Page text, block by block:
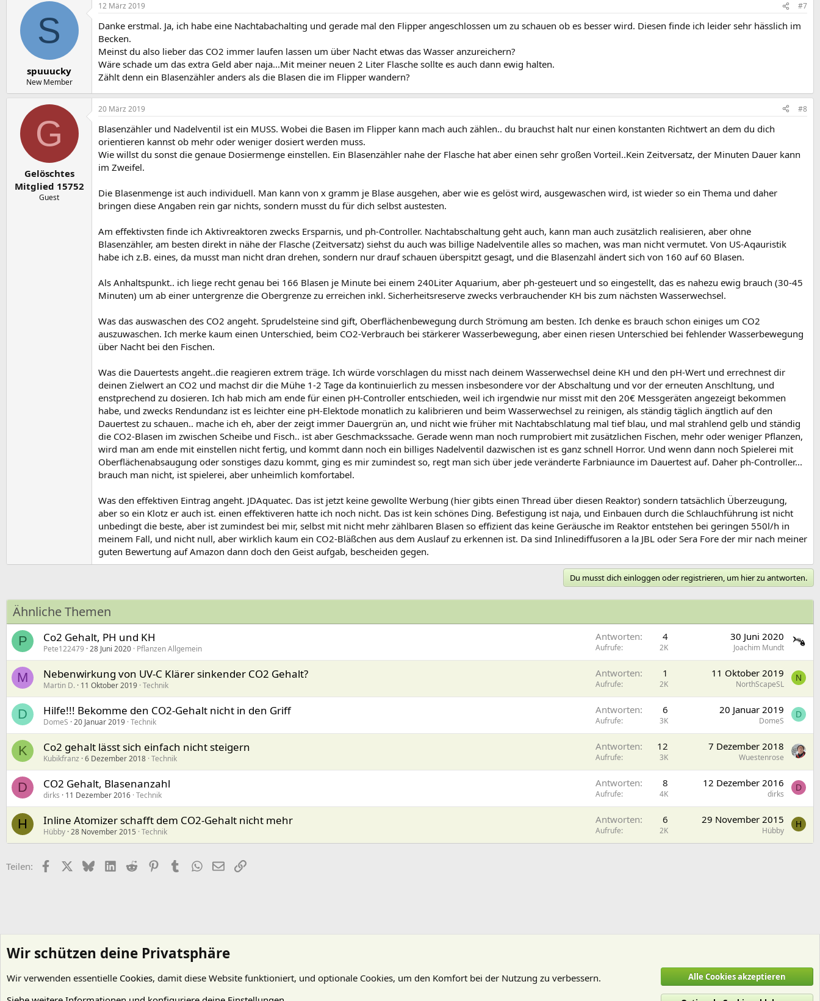
S
spuuucky
New Member
12 März 2019 #7
Danke erstmal. Ja, ich habe eine Nachtabachalting und gerade mal den Flipper angeschlossen um zu schauen ob es besser wird. Diesen finde ich leider sehr hässlich im
Becken.
Meinst du also lieber das CO2 immer laufen lassen um über Nacht etwas das Wasser anzureichern?
Wäre schade um das extra Geld aber naja...Mit meiner neuen 2 Liter Flasche sollte es auch dann ewig halten.
Zählt denn ein Blasenzähler anders als die Blasen die im Flipper wandern?
G
Gelöschtes
Mitglied 15752
Guest
20 März 2019 #8
Blasenzähler und Nadelventil ist ein MUSS. Wobei die Basen im Flipper kann mach auch zählen.. du brauchst halt nur einen konstanten Richtwert an dem du dich
orientieren kannst ob mehr oder weniger dosiert werden muss.
Wie willst du sonst die genaue Dosiermenge einstellen. Ein Blasenzähler nahe der Flasche hat aber einen sehr großen Vorteil..Kein Zeitversatz, der Minuten Dauer kann
im Zweifel.
Die Blasenmenge ist auch individuell. Man kann von x gramm je Blase ausgehen, aber wie es gelöst wird, ausgewaschen wird, ist wieder so ein Thema und daher
bringen diese Angaben rein gar nichts, sondern musst du für dich selbst austesten.
Am effektivsten finde ich Aktivreaktoren zwecks Ersparnis, und ph-Controller. Nachtabschaltung geht auch, kann man auch zusätzlich realisieren, aber ohne
Blasenzähler, am besten direkt in nähe der Flasche (Zeitversatz) siehst du auch was billige Nadelventile alles so machen, was man nicht vermutet. Von US-Aqauristik
habe ich z.B. eines, da musst man nicht dran drehen, sondern nur drauf schauen überspitzt gesagt, und die Blasenzahl ändert sich von 160 auf 60 Blasen.
Als Anhaltspunkt.. ich liege recht genau bei 166 Blasen je Minute bei einem 240Liter Aquarium, aber ph-gesteuert und so eingestellt, das es nahezu ewig brauch (30-45
Minuten) um ab einer untergrenze die Obergrenze zu erreichen inkl. Sicherheitsreserve zwecks verbrauchender KH bis zum nächsten Wasserwechsel.
Was das auswaschen des CO2 angeht. Sprudelsteine sind gift, Oberflächenbewegung durch Strömung am besten. Ich denke es brauch schon einiges um CO2
auszuwaschen. Ich merke kaum einen Unterschied, beim CO2-Verbrauch bei stärkerer Wasserbewegung, aber einen riesen Unterschied bei fehlender Wasserbewegung
über Nacht bei den Fischen.
Was die Dauertests angeht..die reagieren extrem träge. Ich würde vorschlagen du misst nach deinem Wasserwechsel deine KH und den pH-Wert und errechnest dir
deinen Zielwert an CO2 und machst dir die Mühe 1-2 Tage da kontinuierlich zu messen insbesondere vor der Abschaltung und vor der erneuten Anschltung, und
enstprechend zu dosieren. Ich hab mich am ende für einen pH-Controller entschieden, weil ich irgendwie nur misst mit den 20€ Messgeräten angezeigt bekommen
habe, und zwecks Rendundanz ist es leichter eine pH-Elektode monatlich zu kalibrieren und beim Wasserwechsel zu reinigen, als ständig täglich ängtlich auf den
Dauertest zu schauen.. mache ich eh, aber der zeigt immer Dauergrün an, und nicht wie früher mit Nachtabschlatung mal tief blau, und mal strahlend gelb und ständig
die CO2-Blasen im zwischen Scheibe und Fisch.. ist aber Geschmackssache. Gerade wenn man noch rumprobiert mit zusätzlichen Fischen, mehr oder weniger Pflanzen,
wird man am ende mit einstellen nicht fertig, und kommt dann noch ein billiges Nadelventil dazwischen ist es ganz schnell Horror. Und wenn dann noch Spielerei mit
Oberflächenabsaugung oder sonstiges dazu kommt, ging es mir zumindest so, regt man sich über jede veränderte Farbniaunce im Dauertest auf. Daher ph-Controller...
brauch man nicht, ist spielerei, aber unheimlich komfortabel.
Was den effektiven Eintrag angeht. JDAquatec. Das ist jetzt keine gewollte Werbung (hier gibts einen Thread über diesen Reaktor) sondern tatsächlich Überzeugung,
aber so ein Klotz er auch ist. einen effektiveren hatte ich noch nicht. Das ist kein schönes Ding. Befestigung ist naja, und Einbauen durch die Schlauchführung ist nicht
unbedingt die beste, aber ist zumindest bei mir, selbst mit nicht mehr zählbaren Blasen so effizient das keine Geräusche im Reaktor entstehen bei geringen 550l/h in
meinem Fall, und nicht null, aber wirklich kaum ein CO2-Bläßchen aus dem Auslauf zu erkennen ist. Da sind Inlinediffusoren a la JBL oder Sera Fore der mir nach meiner
guten Bewertung auf Amazon dann doch den Geist aufgab, bescheiden gegen.
Du musst dich einloggen oder registrieren, um hier zu antworten.
Ähnliche Themen
P Co2 Gehalt, PH und KH
Pete122479 28 Juni 2020 Pflanzen Allgemein
Antworten 4
Aufrufe 2K
30 Juni 2020
Joachim Mundt
M Nebenwirkung von UV-C Klärer sinkender CO2 Gehalt?
Martin D. 11 Oktober 2019 Technik
Antworten 1
Aufrufe 2K
11 Oktober 2019
NorthScapeSL
N
D Hilfe!!! Bekomme den CO2-Gehalt nicht in den Griff
DomeS 20 Januar 2019 Technik
Antworten 6
Aufrufe 3K
20 Januar 2019
DomeS
D
K Co2 gehalt lässt sich einfach nicht steigern
Kubikfranz 6 Dezember 2018 Technik
Antworten 12
Aufrufe 3K
7 Dezember 2018
Wuestenrose
D CO2 Gehalt, Blasenanzahl
dirks 11 Dezember 2016 Technik
Antworten 8
Aufrufe 4K
12 Dezember 2016
dirks
D
H Inline Atomizer schafft dem CO2-Gehalt nicht mehr
Hübby 28 November 2015 Technik
Antworten 6
Aufrufe 2K
29 November 2015
Hübby
H
Teilen: FacebookX (Twitter)
BlueskyLinkedIn
Reddit PinterestTumblrWhatsApp
E-MailLink
Technik
Wir schützen deine Privatsphäre
Wir verwenden essentielle Cookies, damit diese Website funktioniert, und optionale Cookies, um den Komfort bei der Nutzung zu verbessern.
Alle Cookies akzeptieren